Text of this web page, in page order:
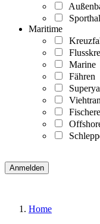
Maritime
Marine
Fähren
Home